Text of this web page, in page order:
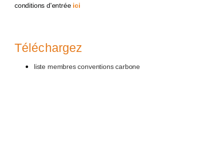
conditions d'entrée ici
Téléchargez
liste membres conventions carbone